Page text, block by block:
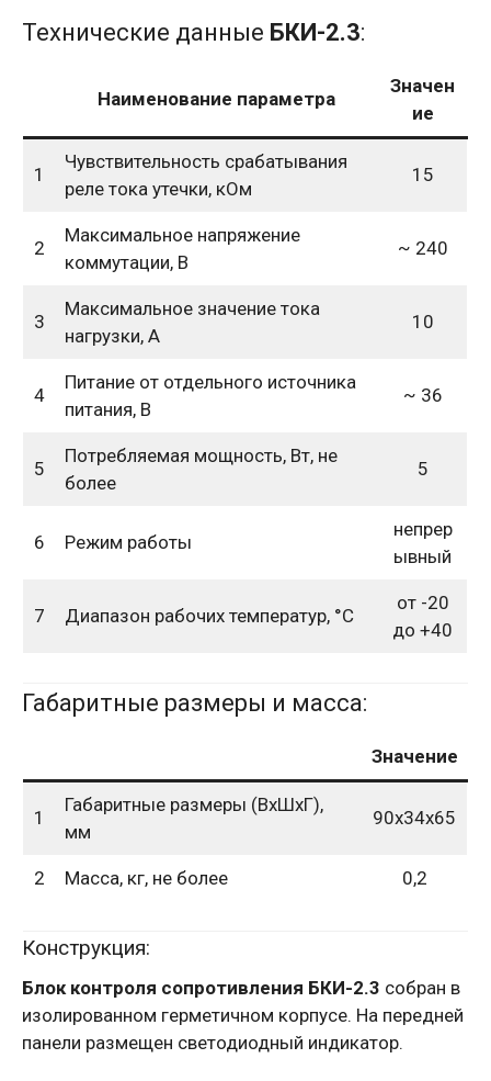
Технические данные БКИ-2.3:
Наименование параметра
Значен
ие
1
Чувствительность срабатывания
реле тока утечки, кОм
15
2
Максимальное напряжение
коммутации, В
~ 240
3
Максимальное значение тока
нагрузки, А
10
4
Питание от отдельного источника
питания, В
~ 36
5
Потребляемая мощность, Вт, не
более
5
6 Режим работы
непрер
ывный
7 Диапазон рабочих температур, °С
от -20
до +40
Габаритные размеры и масса:
Значение
1
Габаритные размеры (ВхШхГ),
мм
90х34х65
2 Масса, кг, не более 0,2
Конструкция:
Блок контроля сопротивления БКИ-2.3 собран в
изолированном герметичном корпусе. На передней
панели размещен светодиодный индикатор.